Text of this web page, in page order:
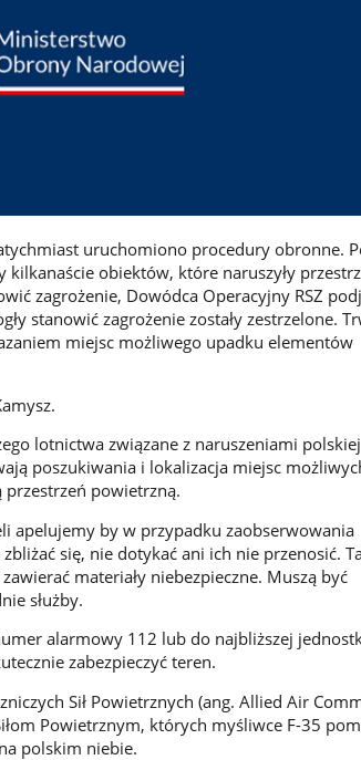
uruchomiono procedury obronne.
kilkanaście obiektów, które naruszyły
zagrożenie, Dowódca Operacyjny RSZ
stanowić zagrożenie zostały zestrzelone.
miejsc możliwego upadku elementów
lotnictwa związane z naruszeniami polskiej
poszukiwania i lokalizacja miejsc
powietrzną.
apelujemy by w przypadku zaobserwowania
się, nie dotykać ani ich nie przenosić.
materiały niebezpieczne. Muszą być
służby.
alarmowy 112 lub do najbliższej
zabezpieczyć teren.
Sił Powietrznych (ang. Allied Air
Powietrznym, których myśliwce F-35
polskim niebie.